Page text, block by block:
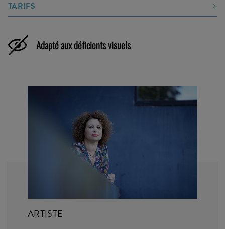
TARIFS
Adapté aux déficients visuels
ARTISTE